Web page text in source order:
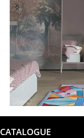
@garba.design
CATALOGUE